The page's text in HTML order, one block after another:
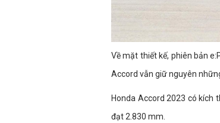
Về mặt thiết kế, phiên bản
Accord vẫn giữ nguyên
Honda Accord 2023 có kích
đạt 2.830 mm.